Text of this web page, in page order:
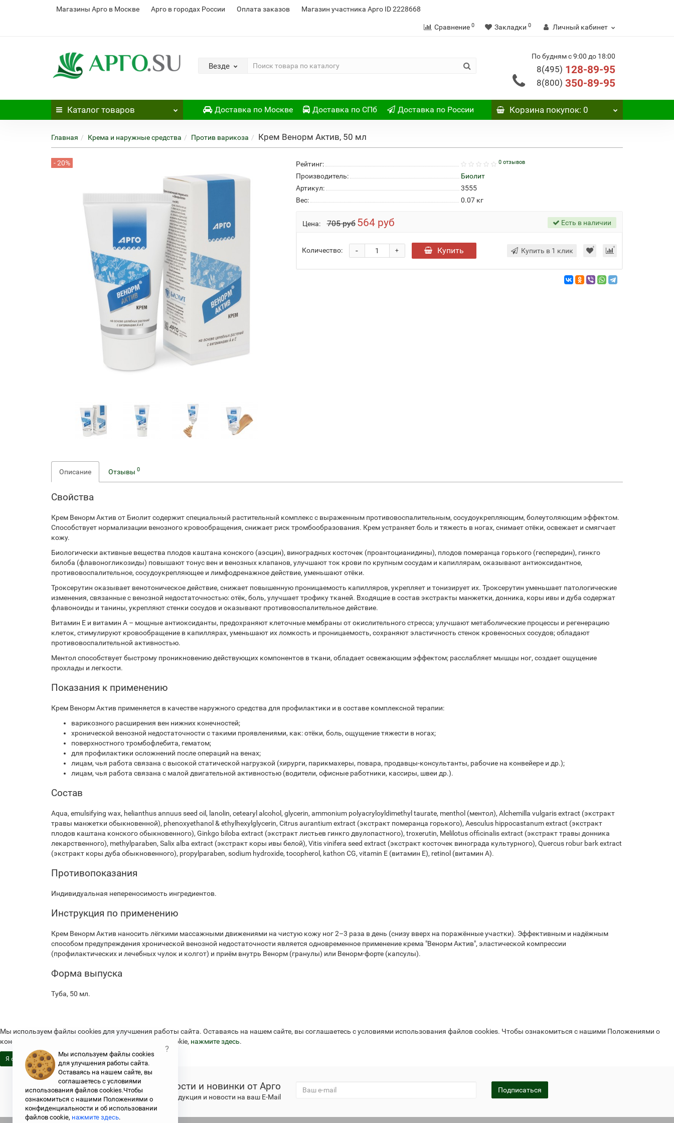
Магазины Арго в Москве Арго в городах России Оплата заказов Магазин участника Арго ID 2228668
Сравнение 0 Закладки 0 Личный кабинет
Везде
По будням с 9:00 до 18:00
8(495) 128-89-95
8(800) 350-89-95
Каталог товаров Доставка по Москве Доставка по СПб Доставка по России Корзинапокупок: 0
Главная Крема и наружные средства Против варикоза Крем Венорм Актив, 50 мл
- 20% Рейтинг: 0 отзывов
Производитель:
Биолит
Артикул:
3555
Вес:
0.07кг
Цена: 705 руб 564 руб Есть в наличии
Количество: +
- Купить Купить в 1 клик
Описание Отзывы 0
Свойства
Крем Венорм Актив от Биолит содержит специальный растительный комплекс с выраженным противовоспалительным, сосудоукрепляющим, болеутоляющим эффектом.
Способствует нормализации венозного кровообращения, снижает риск тромбообразования. Крем устраняет боль и тяжесть в ногах, снимает отёки, освежает и смягчает
кожу.
Биологически активные вещества плодов каштана конского (аэсцин), виноградных косточек (проантоцианидины), плодов померанца горького (геспередин), гинкго
билоба (флавоногликозиды) повышают тонус вен и венозных клапанов, улучшают ток крови по крупным сосудам и капиллярам, оказывают антиоксидантное,
противовоспалительное, сосудоукрепляющее и лимфодренажное действие, уменьшают отёки.
Троксерутин оказывает венотоническое действие, снижает повышенную проницаемость капилляров, укрепляет и тонизирует их. Троксерутин уменьшает патологические
изменения, связанные с венозной недостаточностью: отёк, боль, улучшает трофику тканей. Входящие в состав экстракты манжетки, донника, коры ивы и дуба содержат
флавоноиды и танины, укрепляют стенки сосудов и оказывают противовоспалительное действие.
Витамин Е и витамин А – мощные антиоксиданты, предохраняют клеточные мембраны от окислительного стресса; улучшают метаболические процессы и регенерацию
клеток, стимулируют кровообращение в капиллярах, уменьшают их ломкость и проницаемость, сохраняют эластичность стенок кровеносных сосудов; обладают
противовоспалительной активностью.
Ментол способствует быстрому проникновению действующих компонентов в ткани, обладает освежающим эффектом; расслабляет мышцы ног, создает ощущение
прохлады и легкости.
Показания к применению
Крем Венорм Актив применяется в качестве наружного средства для профилактики и в составе комплексной терапии:
варикозного расширения вен нижних конечностей;
хронической венозной недостаточности с такими проявлениями, как: отёки, боль, ощущение тяжести в ногах;
поверхностного тромбофлебита, гематом;
для профилактики осложнений после операций на венах;
лицам, чья работа связана с высокой статической нагрузкой (хирурги, парикмахеры, повара, продавцы-консультанты, рабочие на конвейере и др.);
лицам, чья работа связана с малой двигательной активностью (водители, офисные работники, кассиры, швеи др.).
Состав
Aqua, emulsifying wax, helianthus annuus seed oil, lanolin, cetearyl alcohol, glycerin, ammonium polyacryloyldimethyl taurate, menthol (ментол), Alchemilla vulgaris extract (экстракт
травы манжетки обыкновенной), phenoxyethanol & ethylhexylglycerin, Citrus aurantium extract (экстракт померанца горького), Aesculus hippocastanum extract (экстракт
плодов каштана конского обыкновенного), Ginkgo biloba extract (экстракт листьев гинкго двулопастного), troxerutin, Melilotus officinalis extract (экстракт травы донника
лекарственного), methylparaben, Salix alba extract (экстракт коры ивы белой), Vitis vinifera seed extract (экстракт косточек винограда культурного), Quercus robur bark extract
(экстракт коры дуба обыкновенного), propylparaben, sodium hydroxide, tocopherol, kathon CG, vitamin E (витамин Е), retinol (витамин А).
Противопоказания
Индивидуальная непереносимость ингредиентов.
Инструкция по применению
Крем Венорм Актив наносить лёгкими массажными движениями на чистую кожу ног 2–3 раза в день (снизу вверх на поражённые участки). Эффективным и надёжным
способом предупреждения хронической венозной недостаточности является одновременное применение крема "Венорм Актив", эластической компрессии
(профилактических и лечебных чулок и колгот) и приём внутрь Венорм (гранулы) или Венорм-форте (капсулы).
Форма выпуска
Туба, 50 мл.
Мы используем файлы cookies для улучшения работы сайта. Оставаясь на нашем сайте, вы соглашаетесь с условиями использования файлов cookies. Чтобы ознакомиться с нашими Положениями о
конфиденциальности и об использовании файлов cookie, нажмите здесь.
Я согласен
Новости и новинки от Арго
Свежая продукция и новости на ваш E-Mail
Подписаться
Мы используем файлы cookies
для улучшения работы сайта.
Оставаясь на нашем сайте, вы
соглашаетесь с условиями
использования файлов cookies.Чтобы
ознакомиться с нашими Положениями о
конфиденциальности и об использовании
файлов cookie, нажмите здесь.
?